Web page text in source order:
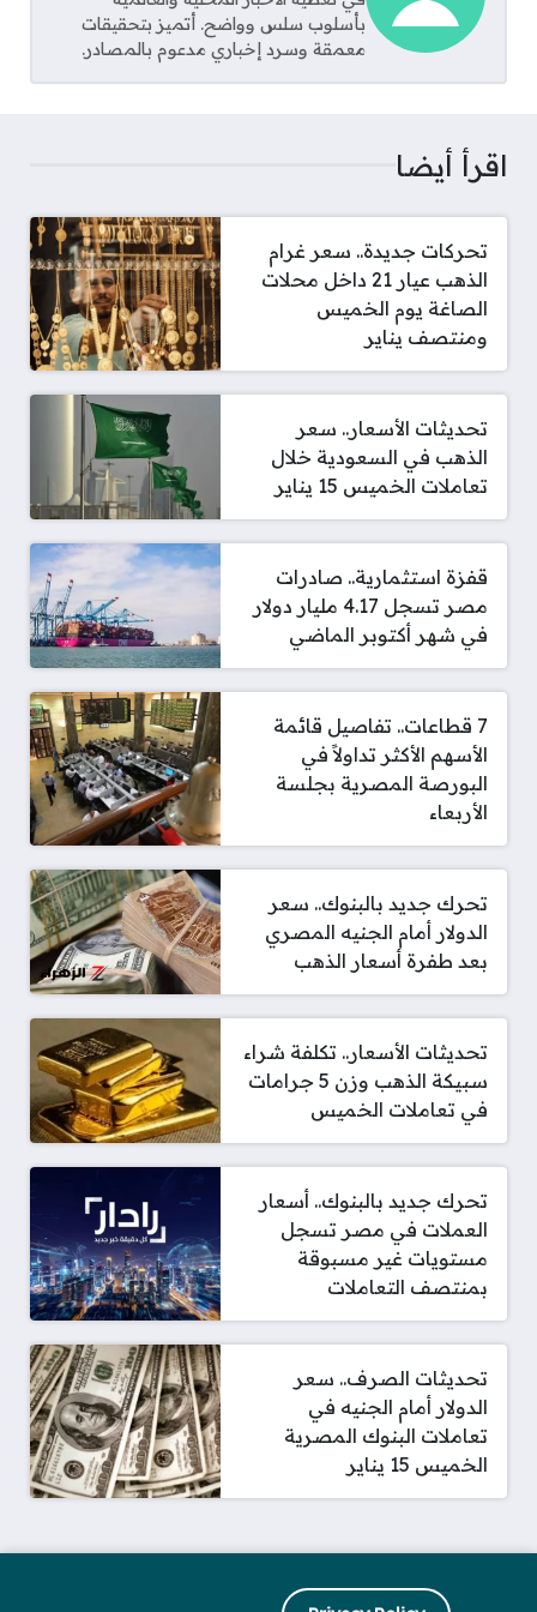
بأسلوب سلس وواضح. أتميز بتحقيقات
معمقة وسرد إخباري مدعوم بالمصادر.
اقرأ أيضا
تحركات جديدة.. سعر غرام
الذهب عيار 21 داخل محلات
الصاغة يوم الخميس
ومنتصف يناير
تحديثات الأسعار.. سعر
الذهب في السعودية خلال
تعاملات الخميس 15 يناير
قفزة استثمارية.. صادرات
مصر تسجل 4.17 مليار دولار
في شهر أكتوبر الماضي
7 قطاعات.. تفاصيل قائمة
الأسهم الأكثر تداولاً في
البورصة المصرية بجلسة
الأربعاء
تحرك جديد بالبنوك.. سعر
الدولار أمام الجنيه المصري
بعد طفرة أسعار الذهب
تحديثات الأسعار.. تكلفة شراء
سبيكة الذهب وزن 5 جرامات
في تعاملات الخميس
تحرك جديد بالبنوك.. أسعار
العملات في مصر تسجل
مستويات غير مسبوقة
بمنتصف التعاملات
تحديثات الصرف.. سعر
الدولار أمام الجنيه في
تعاملات البنوك المصرية
الخميس 15 يناير